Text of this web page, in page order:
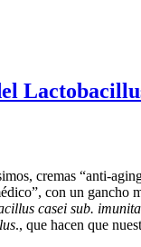
cremas “anti-
con un
casei sub.
., que hacen que